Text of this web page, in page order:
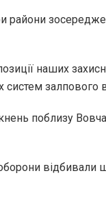
райони
наших
систем залпового
поблизу
відбивали